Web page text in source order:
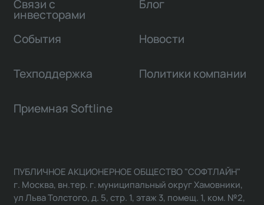
Связи с
инвесторами
Блог
События Новости
Техподдержка Политики компании
Приемная Softline
ПУБЛИЧНОЕ АКЦИОНЕРНОЕ ОБЩЕСТВО "СОФТЛАЙН"
г. Москва, вн.тер. г. муниципальный округ Хамовники,
ул Льва Толстого, д. 5, стр. 1, этаж 3, помещ. 1, ком. №2,